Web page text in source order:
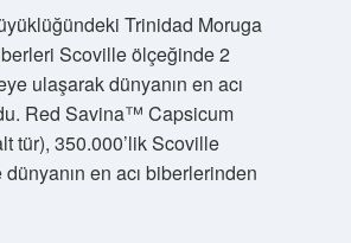
Trinidad Moruga
Scoville ölçeğinde 2
ulaşarak dünyanın en acı
Red Savina™ Capsicum
tür), 350.000’lik Scoville
en acı biberlerinden